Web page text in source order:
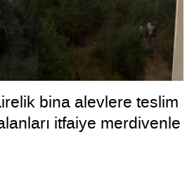
bina alevlere teslim
itfaiye merdivenle